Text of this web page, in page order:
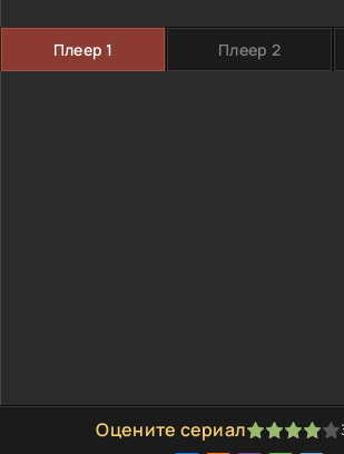
Плеер 1 Плеер 2
Оцените сериал
1 2 3 4 5